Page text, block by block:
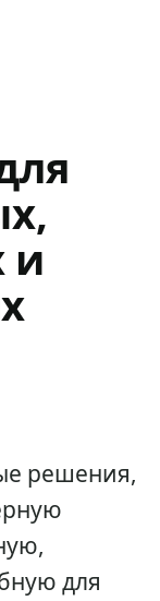
и
решения,
для